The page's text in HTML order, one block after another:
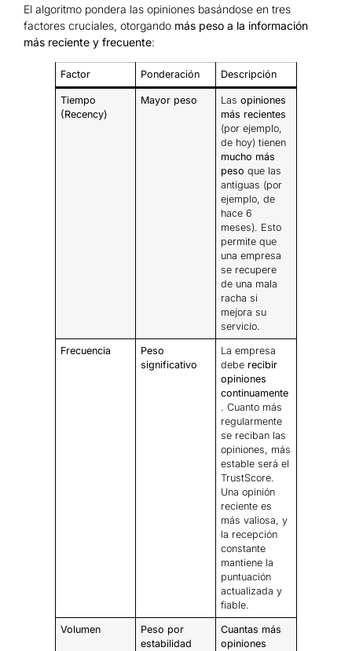
El algoritmo pondera las opiniones basándose en tres
factores cruciales, otorgando más peso a la información
más reciente y frecuente:
Factor Ponderación Descripción
Tiempo
(Recency)
Mayor peso Lasopiniones
más recientes
(por ejemplo,
de hoy) tienen
mucho más
peso que las
antiguas (por
ejemplo, de
hace 6
meses). Esto
permite que
una empresa
se recupere
de una mala
racha si
mejora su
servicio.
Frecuencia
Peso
significativo
La empresa
debe recibir
opiniones
continuamente
. Cuanto más
regularmente
se reciban las
opiniones, más
estable será el
TrustScore.
Una opinión
reciente es
más valiosa, y
la recepción
constante
mantiene la
puntuación
actualizada y
fiable.
Volumen
Peso por
estabilidad
Cuantas más
opiniones